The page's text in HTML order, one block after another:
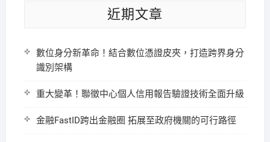
近期文章
數位身分新革命！結合數位憑證皮夾，打造跨界身分
識別架構
重大變革！聯徵中心個人信用報告驗證技術全面升級
金融FastID跨出金融圈 拓展至政府機關的可行路徑